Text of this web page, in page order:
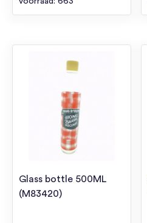
Glass bottle 500ML
(M83420)